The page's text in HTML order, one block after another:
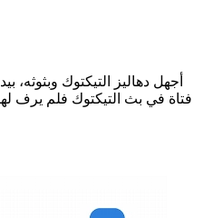
فتاة في بث التيكتوك فلم يرف